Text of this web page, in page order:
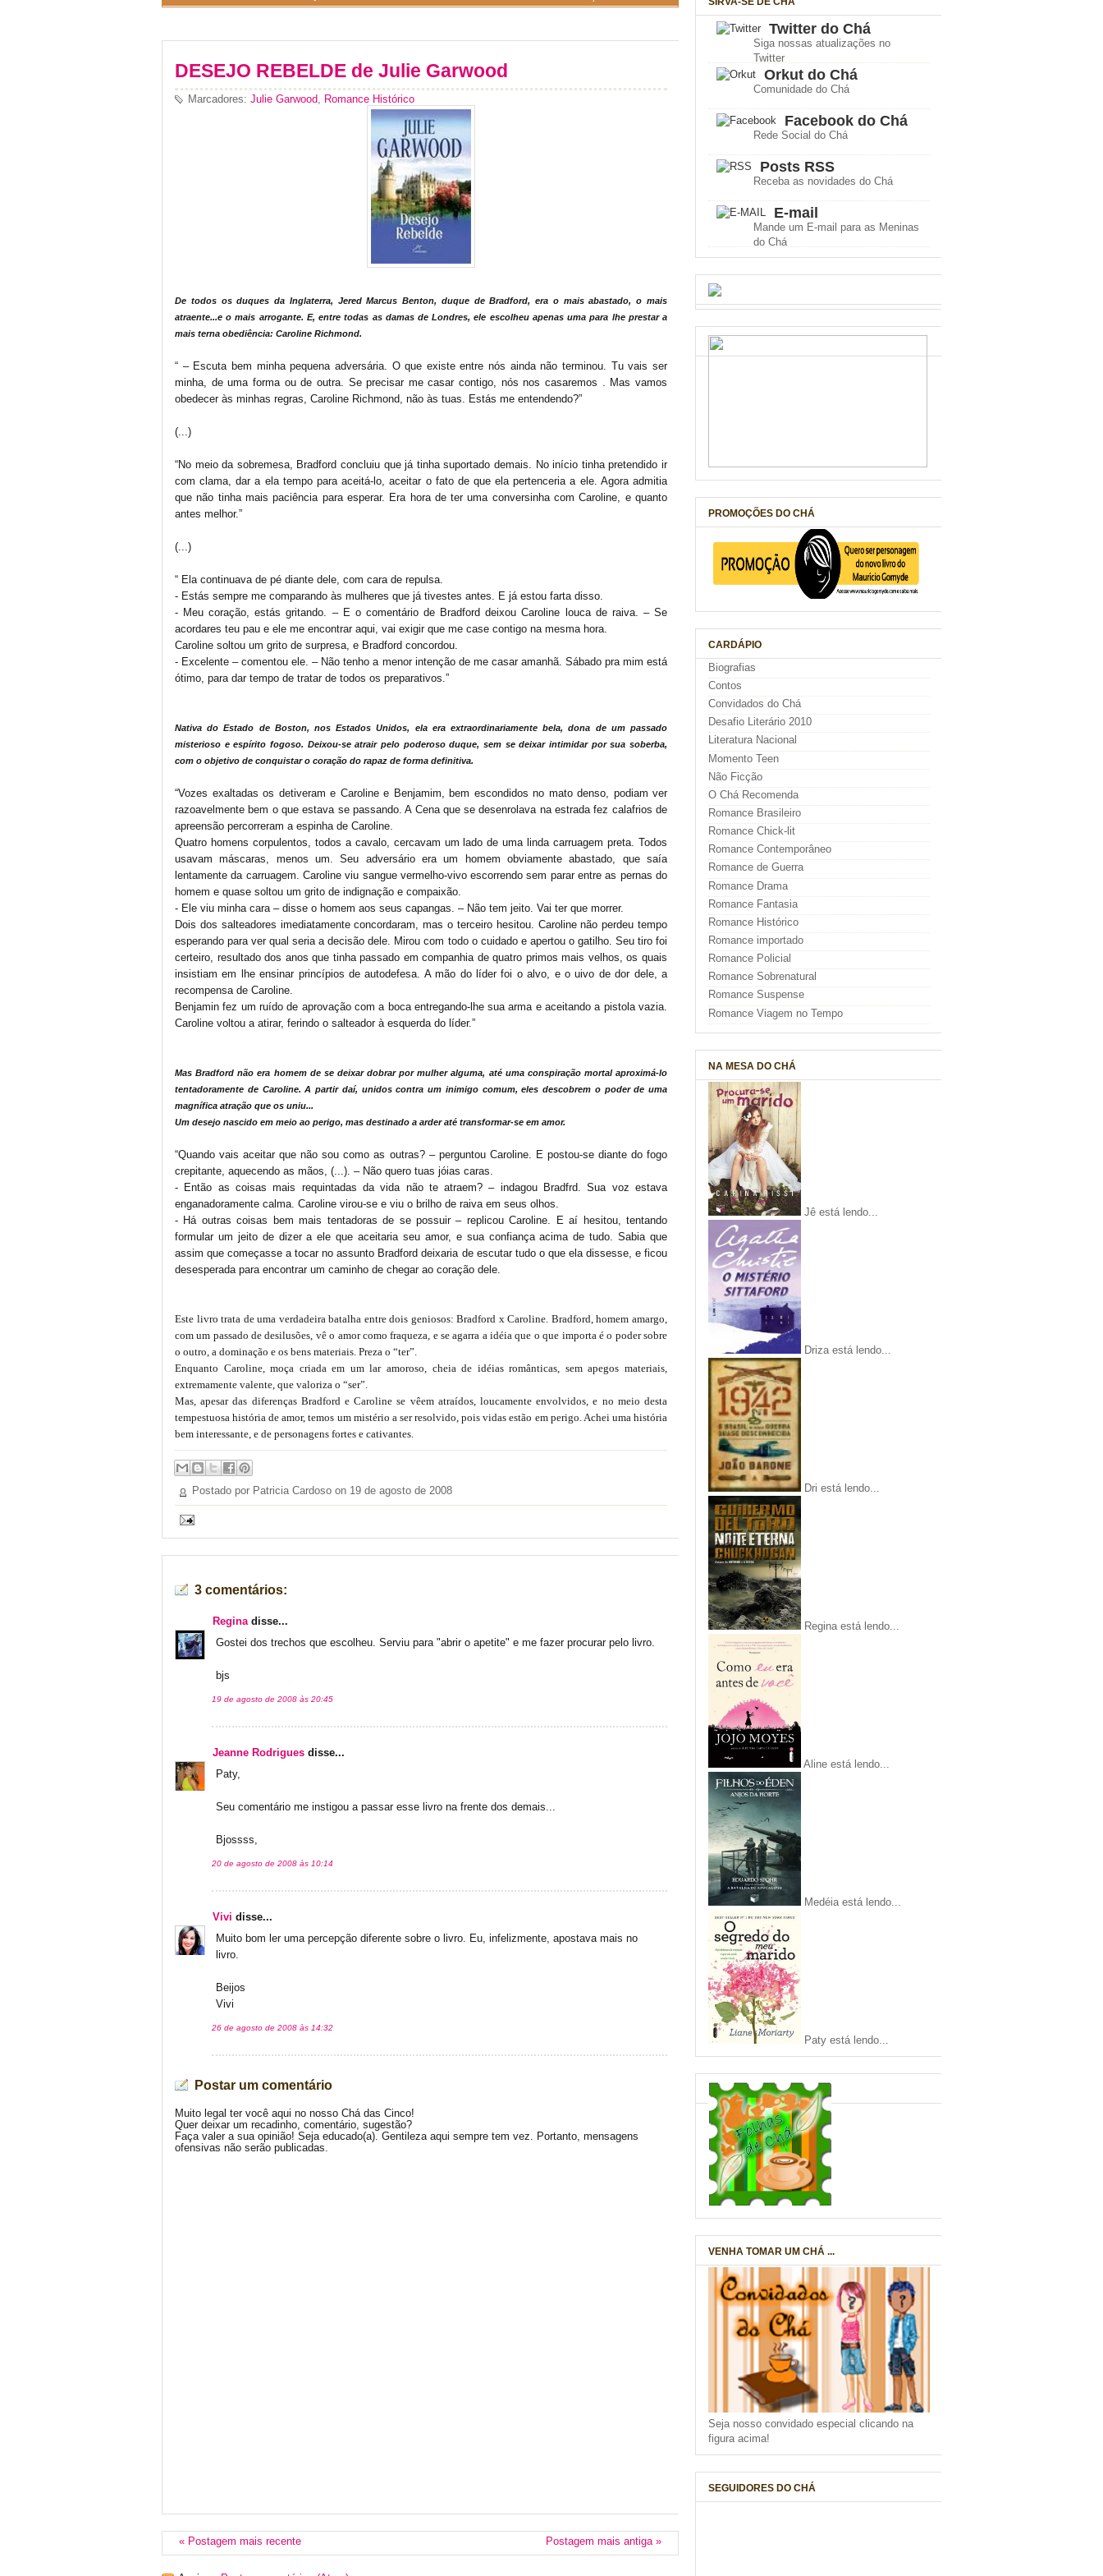
DESEJO REBELDE de Julie Garwood
Marcadores: Julie Garwood Romance Histórico
De todos os duques da Inglaterra, Jered Marcus Benton, duque de Bradford, era o mais abastado, o mais
atraente...e o mais arrogante. E, entre todas as damas de Londres, ele escolheu apenas uma para lhe prestar a
mais terna obediência: Caroline Richmond.
“ – Escuta bem minha pequena adversária. O que existe entre nós ainda não terminou. Tu vais ser
minha, de uma forma ou de outra. Se precisar me casar contigo, nós nos casaremos . Mas vamos
obedecer às minhas regras, Caroline Richmond, não às tuas. Estás me entendendo?”
(...)
“No meio da sobremesa, Bradford concluiu que já tinha suportado demais. No início tinha pretendido ir
com clama, dar a ela tempo para aceitá-lo, aceitar o fato de que ela pertenceria a ele. Agora admitia
que não tinha mais paciência para esperar. Era hora de ter uma conversinha com Caroline, e quanto
antes melhor.”
(...)
“ Ela continuava de pé diante dele, com cara de repulsa.
- Estás sempre me comparando às mulheres que já tivestes antes. E já estou farta disso.
- Meu coração, estás gritando. – E o comentário de Bradford deixou Caroline louca de raiva. – Se
acordares teu pau e ele me encontrar aqui, vai exigir que me case contigo na mesma hora.
Caroline soltou um grito de surpresa, e Bradford concordou.
- Excelente – comentou ele. – Não tenho a menor intenção de me casar amanhã. Sábado pra mim está
ótimo, para dar tempo de tratar de todos os preparativos.”
Nativa do Estado de Boston, nos Estados Unidos, ela era extraordinariamente bela, dona de um passado
misterioso e espírito fogoso. Deixou-se atrair pelo poderoso duque, sem se deixar intimidar por sua soberba,
com o objetivo de conquistar o coração do rapaz de forma definitiva.
“Vozes exaltadas os detiveram e Caroline e Benjamim, bem escondidos no mato denso, podiam ver
razoavelmente bem o que estava se passando. A Cena que se desenrolava na estrada fez calafrios de
apreensão percorreram a espinha de Caroline.
Quatro homens corpulentos, todos a cavalo, cercavam um lado de uma linda carruagem preta. Todos
usavam máscaras, menos um. Seu adversário era um homem obviamente abastado, que saía
lentamente da carruagem. Caroline viu sangue vermelho-vivo escorrendo sem parar entre as pernas do
homem e quase soltou um grito de indignação e compaixão.
- Ele viu minha cara – disse o homem aos seus capangas. – Não tem jeito. Vai ter que morrer.
Dois dos salteadores imediatamente concordaram, mas o terceiro hesitou. Caroline não perdeu tempo
esperando para ver qual seria a decisão dele. Mirou com todo o cuidado e apertou o gatilho. Seu tiro foi
certeiro, resultado dos anos que tinha passado em companhia de quatro primos mais velhos, os quais
insistiam em lhe ensinar princípios de autodefesa. A mão do líder foi o alvo, e o uivo de dor dele, a
recompensa de Caroline.
Benjamin fez um ruído de aprovação com a boca entregando-lhe sua arma e aceitando a pistola vazia.
Caroline voltou a atirar, ferindo o salteador à esquerda do líder.”
Mas Bradford não era homem de se deixar dobrar por mulher alguma, até uma conspiração mortal aproximá-lo
tentadoramente de Caroline. A partir daí, unidos contra um inimigo comum, eles descobrem o poder de uma
magnífica atração que os uniu...
Um desejo nascido em meio ao perigo, mas destinado a arder até transformar-se em amor.
“Quando vais aceitar que não sou como as outras? – perguntou Caroline. E postou-se diante do fogo
crepitante, aquecendo as mãos, (...). – Não quero tuas jóias caras.
- Então as coisas mais requintadas da vida não te atraem? – indagou Bradfrd. Sua voz estava
enganadoramente calma. Caroline virou-se e viu o brilho de raiva em seus olhos.
- Há outras coisas bem mais tentadoras de se possuir – replicou Caroline. E aí hesitou, tentando
formular um jeito de dizer a ele que aceitaria seu amor, e sua confiança acima de tudo. Sabia que
assim que começasse a tocar no assunto Bradford deixaria de escutar tudo o que ela dissesse, e ficou
desesperada para encontrar um caminho de chegar ao coração dele.
Este livro trata de uma verdadeira batalha entre dois geniosos: Bradford x Caroline. Bradford, homem amargo,
com um passado de desilusões, vê o amor como fraqueza, e se agarra a idéia que o que importa é o poder sobre
o outro, a dominação e os bens materiais. Preza o “ter”.
Enquanto Caroline, moça criada em um lar amoroso, cheia de idéias românticas, sem apegos materiais,
extremamente valente, que valoriza o “ser”.
Mas, apesar das diferenças Bradford e Caroline se vêem atraídos, loucamente envolvidos, e no meio desta
tempestuosa história de amor, temos um mistério a ser resolvido, pois vidas estão em perigo. Achei uma história
bem interessante, e de personagens fortes e cativantes.
Postado por Patricia Cardoso on 19 de agosto de 2008
3 comentários:
Reginadisse...
Gostei dos trechos que escolheu. Serviu para "abrir o apetite" e me fazer procurar pelo livro.
bjs
19 de agosto de 2008 às 20:45
Jeanne Rodrigues disse...
Paty,
Seu comentário me instigou a passar esse livro na frente dos demais...
Bjossss,
20 de agosto de 2008 às 10:14
Vivi disse...
Muito bom ler uma percepção diferente sobre o livro. Eu, infelizmente, apostava mais no
livro.
Beijos
Vivi
26 de agosto de 2008 às 14:32
Postar um comentário
Muito legal ter você aqui no nosso Chá das Cinco!
Quer deixar um recadinho, comentário, sugestão?
Faça valer a sua opinião! Seja educado(a). Gentileza aqui sempre tem vez. Portanto, mensagens
ofensivas não serão publicadas.
« Postagem mais recente Postagem mais antiga »
Twitter do Chá
Siga nossas atualizações no
Twitter
Orkut do Chá
Comunidade do Chá
Facebook do Chá
Rede Social do Chá
Posts RSS
Receba as novidades do Chá
E-mail
Mande um E-mail para as Meninas
do Chá
PROMOÇÕES DO CHÁ
CARDÁPIO
Biografias
Contos
Convidados do Chá
Desafio Literário 2010
Literatura Nacional
Momento Teen
Não Ficção
O Chá Recomenda
Romance Brasileiro
Romance Chick-lit
Romance Contemporâneo
Romance de Guerra
Romance Drama
Romance Fantasia
Romance Histórico
Romance importado
Romance Policial
Romance Sobrenatural
Romance Suspense
Romance Viagem no Tempo
NA MESA DO CHÁ
Jê está lendo...
Driza está lendo...
Dri está lendo...
Regina está lendo...
Aline está lendo...
Medéia está lendo...
Paty está lendo...
VENHA TOMAR UM CHÁ ...
Seja nosso convidado especial clicando na
figura acima!
SEGUIDORES DO CHÁ